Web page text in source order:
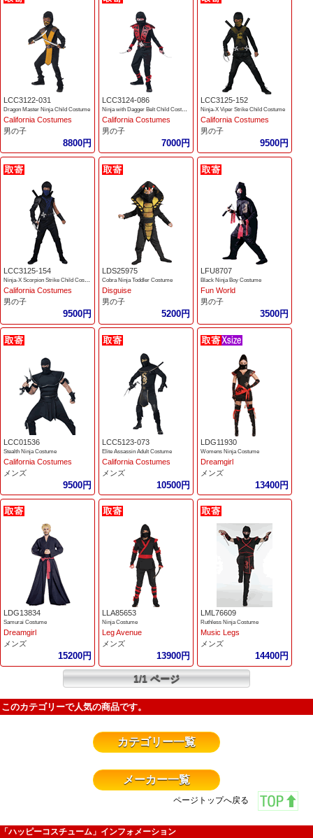
LCC3122-031
Dragon Master Ninja Child Costume
California Costumes
男の子
8800円
LCC3124-086
Ninja with Dagger Belt Child Costume
California Costumes
男の子
7000円
LCC3125-152
Ninja-X Viper Strike Child Costume
California Costumes
男の子
9500円
LCC3125-154
Ninja-X Scorpion Strike Child Costume
California Costumes
男の子
9500円
LDS25975
Cobra Ninja Toddler Costume
Disguise
男の子
5200円
LFU8707
Black Ninja Boy Costume
Fun World
男の子
3500円
LCC01536
Stealth Ninja Costume
California Costumes
メンズ
9500円
LCC5123-073
Elite Assassin Adult Costume
California Costumes
メンズ
10500円
LDG11930
Womens Ninja Costume
Dreamgirl
メンズ
13400円
LDG13834
Samurai Costume
Dreamgirl
メンズ
15200円
LLA85653
Ninja Costume
Leg Avenue
メンズ
13900円
LML76609
Ruthless Ninja Costume
Music Legs
メンズ
14400円
1/1 ページ
このカテゴリーで人気の商品です。
カテゴリー一覧
メーカー一覧
ページトップへ戻る
「ハッピーコスチューム」インフォメーション